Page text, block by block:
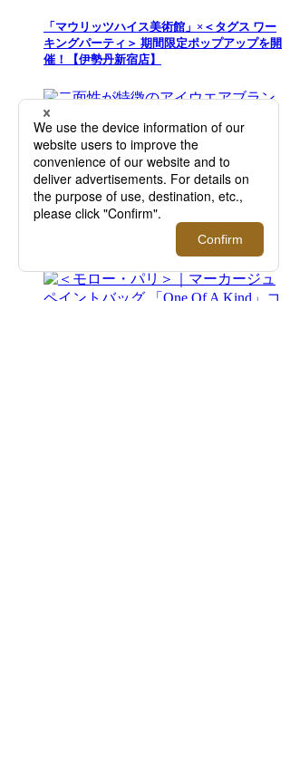
「マウリッツハイス美術館」×＜タグス ワー
キングパーティ＞ 期間限定ポップアップを開
催！【伊勢丹新宿店】
2026.07.29 - 08.11
二面性が特徴のアイウエアブランド＜トゥー
フェイス＞｜知的で洗練された目元を演出す
る新作を先行販売！【伊勢丹新宿店】